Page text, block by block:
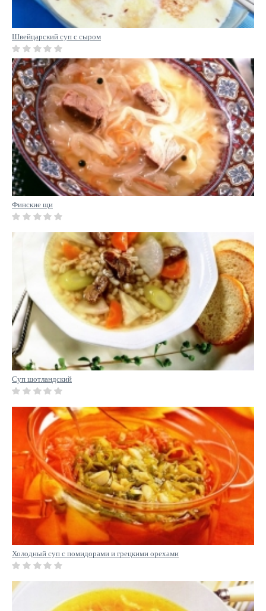
Швейцарский суп с сыром
Финские щи
Суп шотландский
Холодный суп с помидорами и грецкими орехами